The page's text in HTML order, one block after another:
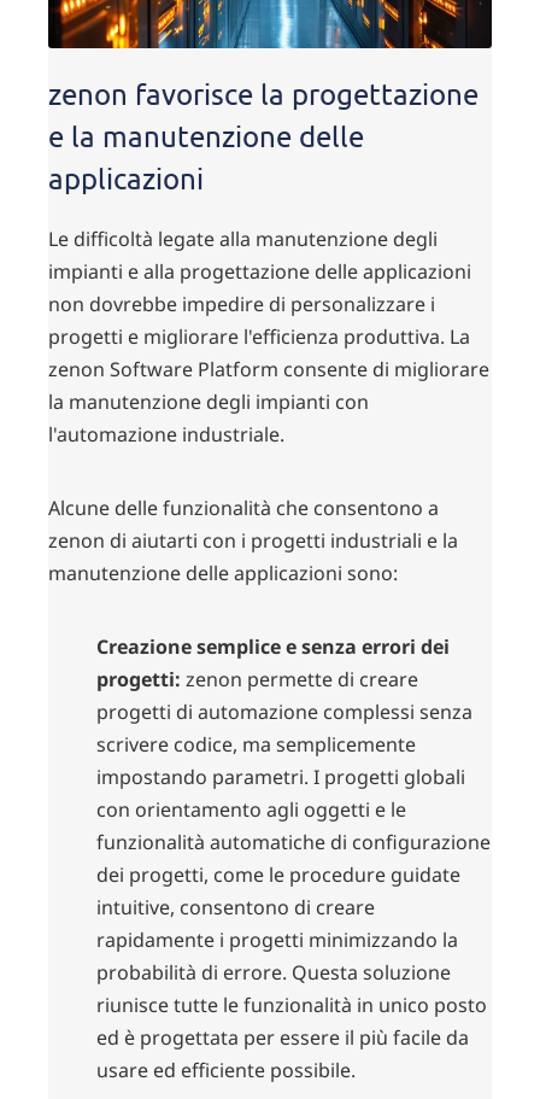
zenon favorisce la progettazione
e la manutenzione delle
applicazioni
Le difficoltà legate alla manutenzione degli
impianti e alla progettazione delle applicazioni
non dovrebbe impedire di personalizzare i
progetti e migliorare l'efficienza produttiva. La
zenon Software Platform consente di migliorare
la manutenzione degli impianti con
l'automazione industriale.
Alcune delle funzionalità che consentono a
zenon di aiutarti con i progetti industriali e la
manutenzione delle applicazioni sono:
Creazione semplice e senza errori dei
progetti: zenon permette di creare
progetti di automazione complessi senza
scrivere codice, ma semplicemente
impostando parametri. I progetti globali
con orientamento agli oggetti e le
funzionalità automatiche di configurazione
dei progetti, come le procedure guidate
intuitive, consentono di creare
rapidamente i progetti minimizzando la
probabilità di errore. Questa soluzione
riunisce tutte le funzionalità in unico posto
ed è progettata per essere il più facile da
usare ed efficiente possibile.